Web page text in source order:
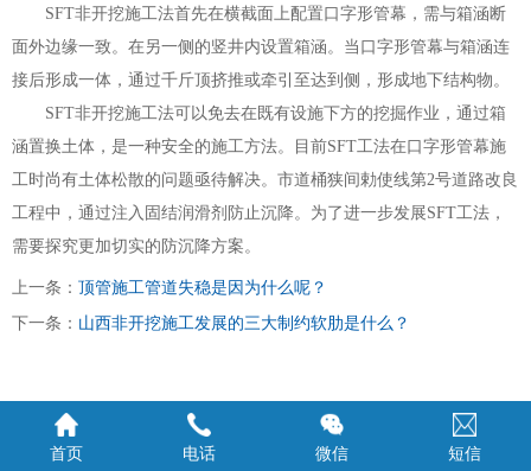
SFT非开挖施工法首先在横截面上配置口字形管幕，需与箱涵断
面外边缘一致。在另一侧的竖井内设置箱涵。当口字形管幕与箱涵连
接后形成一体，通过千斤顶挤推或牵引至达到侧，形成地下结构物。
SFT非开挖施工法可以免去在既有设施下方的挖掘作业，通过箱
涵置换土体，是一种安全的施工方法。目前SFT工法在口字形管幕施
工时尚有土体松散的问题亟待解决。市道桶狭间勅使线第2号道路改良
工程中，通过注入固结润滑剂防止沉降。为了进一步发展SFT工法，
需要探究更加切实的防沉降方案。
上一条： 顶管施工管道失稳是因为什么呢？
下一条： 山西非开挖施工发展的三大制约软肋是什么？
首页 电话 微信 短信